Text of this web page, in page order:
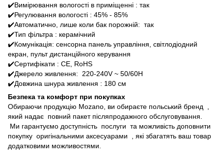
✔️Вимірювання вологості в приміщенні : так
✔️Регулювання вологості : 45% - 85%
✔️Автоматично, лише коли бак порожній: так
✔️Тип фільтра : керамічний
✔️Комунікація: сенсорна панель управління, світлодіодний
екран, пульт дистанційного керування
✔️Сертифікати : CE, RoHS
✔️Джерело живлення: 220-240V ~ 50/60H
✔️Довжина шнура живлення : 180 см
Безпека та комфорт при покупках
Обираючи продукцію Mozano, ви обираєте польський бренд ,
який надає повний пакет післяпродажного обслуговування.
Ми гарантуємо доступність послуги та можливість доповнити
покупку оригінальними аксесуарами , які збагатять ваш товар
додатковими можливостями.